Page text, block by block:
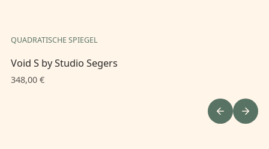
QUADRATISCHE SPIEGEL
Void S by Studio Segers
348,00 €